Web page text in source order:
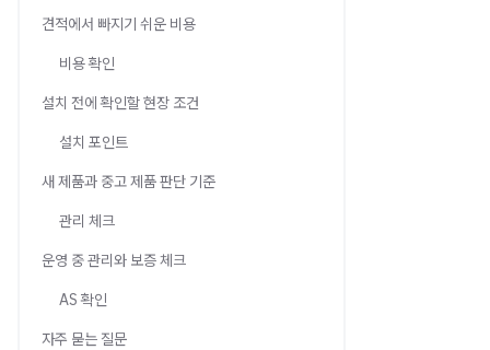
견적에서 빠지기 쉬운 비용
비용 확인
설치 전에 확인할 현장 조건
설치 포인트
새 제품과 중고 제품 판단 기준
관리 체크
운영 중 관리와 보증 체크
AS 확인
자주 묻는 질문